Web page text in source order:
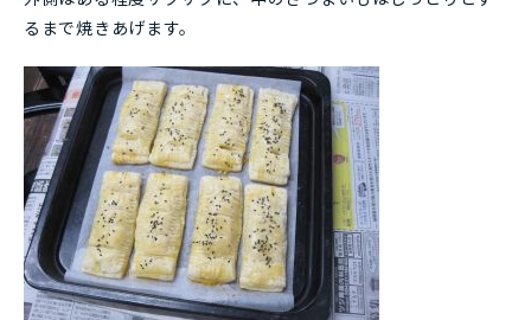
るまで焼きあげます。